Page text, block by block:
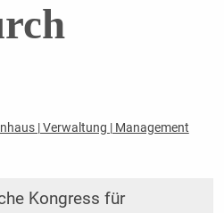
| Verwaltung | Management
Kongress für